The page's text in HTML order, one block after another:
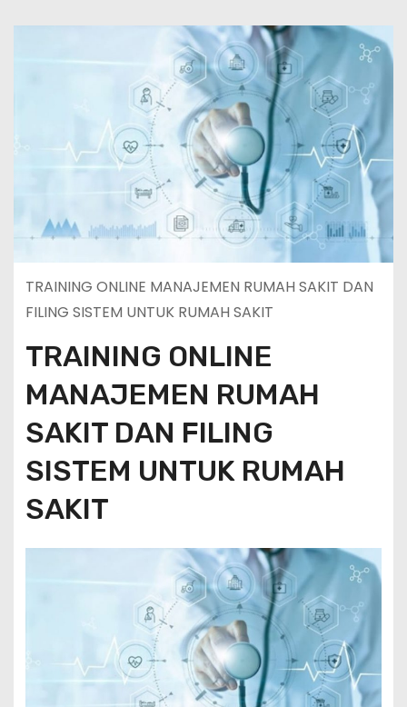
TRAINING ONLINE MANAJEMEN RUMAH SAKIT DAN
FILING SISTEM UNTUK RUMAH SAKIT
TRAINING ONLINE
MANAJEMEN RUMAH
SAKIT DAN FILING
SISTEM UNTUK RUMAH
SAKIT